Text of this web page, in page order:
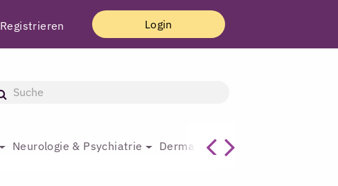
Registrieren Login
Neurologie & Psychiatrie Dermatologie & Plastische